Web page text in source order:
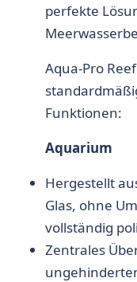
perfekte
Aqua-Pro
Funktionen:
Aquarium
Hergestellt
Glas, ohne
vollständig
Zentrales